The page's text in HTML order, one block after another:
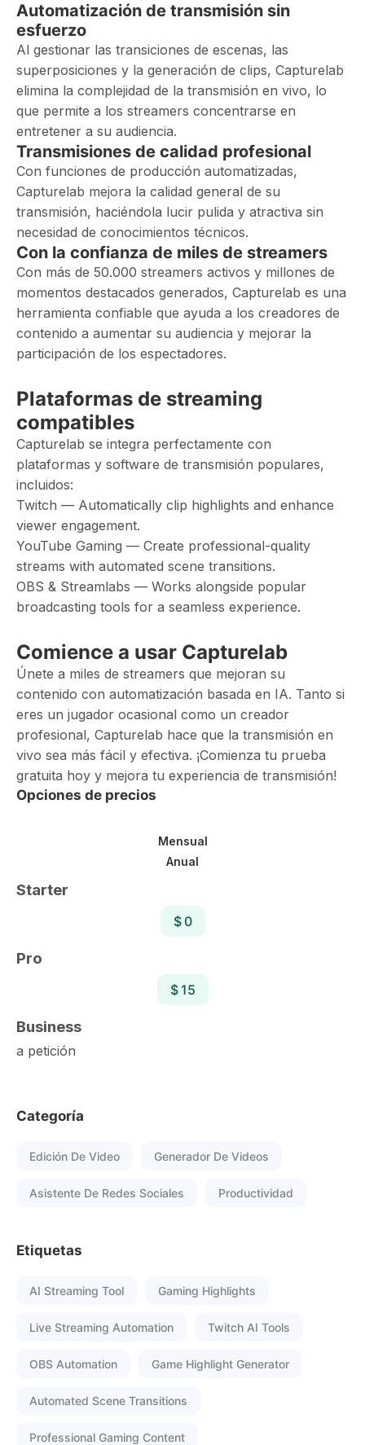
Automatización de transmisión sin
esfuerzo
Al gestionar las transiciones de escenas, las
superposiciones y la generación de clips, Capturelab
elimina la complejidad de la transmisión en vivo, lo
que permite a los streamers concentrarse en
entretener a su audiencia.
Transmisiones de calidad profesional
Con funciones de producción automatizadas,
Capturelab mejora la calidad general de su
transmisión, haciéndola lucir pulida y atractiva sin
necesidad de conocimientos técnicos.
Con la confianza de miles de streamers
Con más de 50.000 streamers activos y millones de
momentos destacados generados, Capturelab es una
herramienta confiable que ayuda a los creadores de
contenido a aumentar su audiencia y mejorar la
participación de los espectadores.
Plataformas de streaming
compatibles
Capturelab se integra perfectamente con
plataformas y software de transmisión populares,
incluidos:
Twitch — Automatically clip highlights and enhance
viewer engagement.
YouTube Gaming — Create professional-quality
streams with automated scene transitions.
OBS & Streamlabs — Works alongside popular
broadcasting tools for a seamless experience.
Comience a usar Capturelab
Únete a miles de streamers que mejoran su
contenido con automatización basada en IA. Tanto si
eres un jugador ocasional como un creador
profesional, Capturelab hace que la transmisión en
vivo sea más fácil y efectiva. ¡Comienza tu prueba
gratuita hoy y mejora tu experiencia de transmisión!
Opciones de precios
Mensual
Anual
Starter
$ 0
Pro
$ 15
Business
a petición
Categoría
Edición De Video Generador De Videos
Asistente De Redes Sociales Productividad
Etiquetas
AI Streaming Tool Gaming Highlights
Live Streaming Automation Twitch AI Tools
OBS Automation Game Highlight Generator
Automated Scene Transitions
Professional Gaming Content